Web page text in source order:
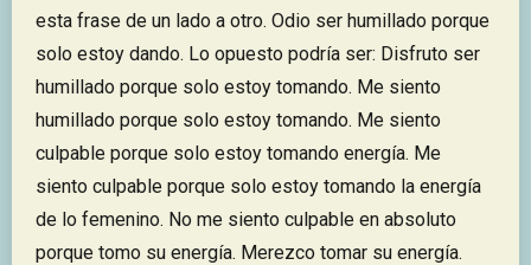
esta frase de un lado a otro. Odio ser humillado porque
solo estoy dando. Lo opuesto podría ser: Disfruto ser
humillado porque solo estoy tomando. Me siento
humillado porque solo estoy tomando. Me siento
culpable porque solo estoy tomando energía. Me
siento culpable porque solo estoy tomando la energía
de lo femenino. No me siento culpable en absoluto
porque tomo su energía. Merezco tomar su energía.